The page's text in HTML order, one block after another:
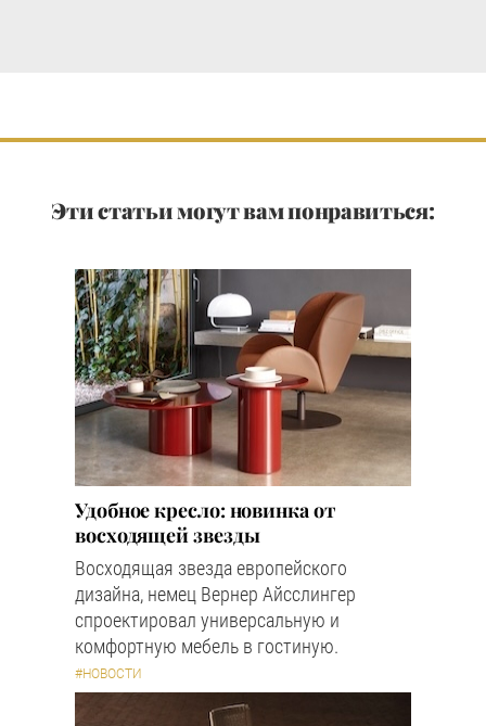
Эти статьи могут вам понравиться:
Удобное кресло: новинка от
восходящей звезды
Восходящая звезда европейского
дизайна, немец Вернер Айсслингер
спроектировал универсальную и
комфортную мебель в гостиную.
#НОВОСТИ